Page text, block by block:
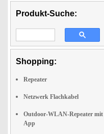
Produkt-Suche:
Shopping:
Repeater
Netzwerk Flachkabel
Outdoor-WLAN-Repeater mit
App